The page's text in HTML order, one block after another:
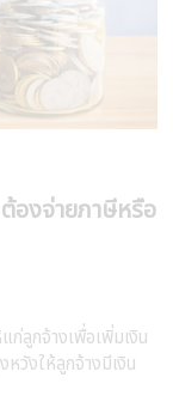
องจ่ายภาษีหรือ
ก่ลูกจ้างเพื่อเพิ่มเงิน
วังให้ลูกจ้างมีเงิน